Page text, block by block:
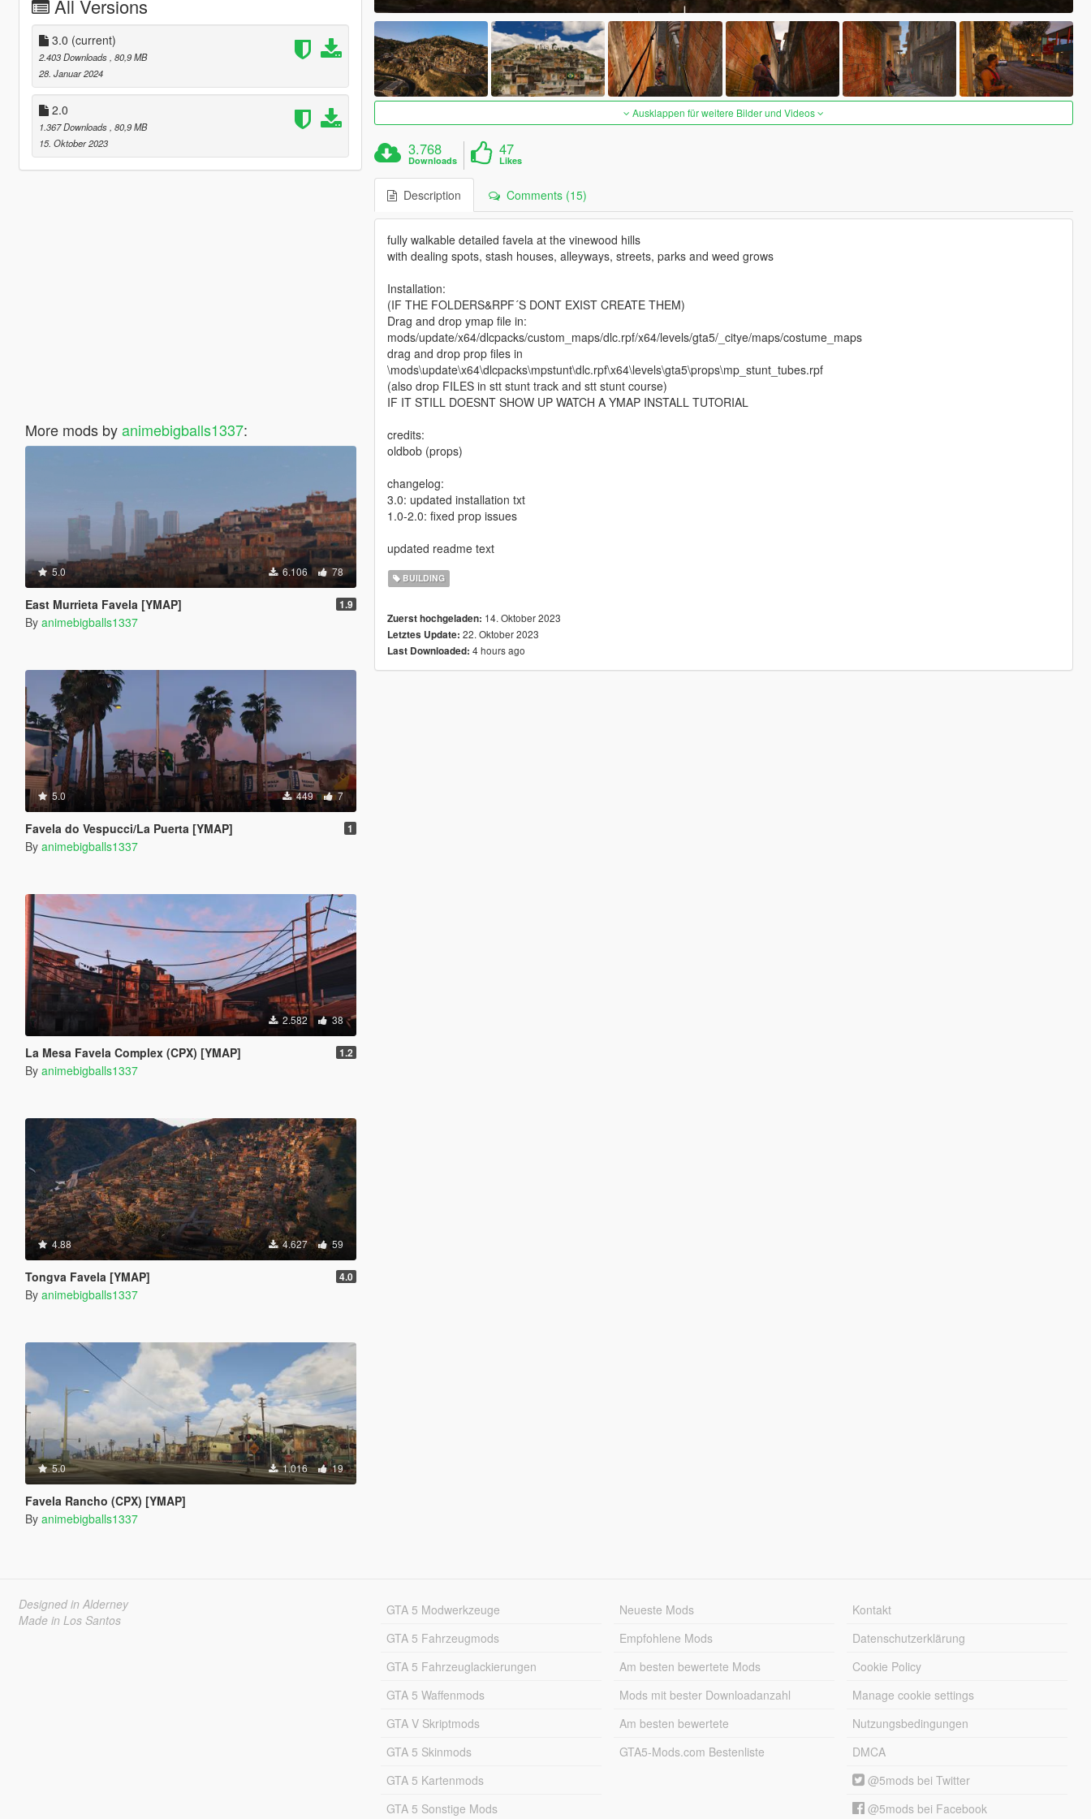
All Versions
3.0 (current)
2.403 Downloads , 80,9 MB
28. Januar 2024
2.0
1.367 Downloads , 80,9 MB
15. Oktober 2023
More mods byanimebigballs1337:
5.0 6.106 78
East Murrieta Favela [YMAP] 1.9
By animebigballs1337
5.0 449 7
Favela do Vespucci/La Puerta [YMAP] 1
By animebigballs1337
2.582 38
La Mesa Favela Complex (CPX) [YMAP] 1.2
By animebigballs1337
4.88 4.627 59
Tongva Favela [YMAP] 4.0
By animebigballs1337
5.0 1.016 19
Favela Rancho (CPX) [YMAP]
By animebigballs1337
Ausklappen für weitere Bilder und Videos
3.768
Downloads
47
Likes
Description Comments (15)
fully walkable detailed favela at the vinewood hills
with dealing spots, stash houses, alleyways, streets, parks and weed grows
Installation:
(IF THE FOLDERS&RPF´S DONT EXIST CREATE THEM)
Drag and drop ymap file in:
mods/update/x64/dlcpacks/custom_maps/dlc.rpf/x64/levels/gta5/_citye/maps/costume_maps
drag and drop prop files in
\mods\update\x64\dlcpacks\mpstunt\dlc.rpf\x64\levels\gta5\props\mp_stunt_tubes.rpf
(also drop FILES in stt stunt track and stt stunt course)
IF IT STILL DOESNT SHOW UP WATCH A YMAP INSTALL TUTORIAL
credits:
oldbob (props)
changelog:
3.0: updated installation txt
1.0-2.0: fixed prop issues
updated readme text
BUILDING
Zuerst hochgeladen: 14. Oktober 2023
Letztes Update: 22. Oktober 2023
Last Downloaded: 4 hours ago
Designed in Alderney
Made in Los Santos
GTA 5 Modwerkzeuge
GTA 5 Fahrzeugmods
GTA 5 Fahrzeuglackierungen
GTA 5 Waffenmods
GTA V Skriptmods
GTA 5 Skinmods
GTA 5 Kartenmods
GTA 5 Sonstige Mods
Neueste Mods
Empfohlene Mods
Am besten bewertete Mods
Mods mit bester Downloadanzahl
Am besten bewertete
GTA5-Mods.com Bestenliste
Kontakt
Datenschutzerklärung
Cookie Policy
Manage cookie settings
Nutzungsbedingungen
DMCA
@5mods bei Twitter
@5mods bei Facebook